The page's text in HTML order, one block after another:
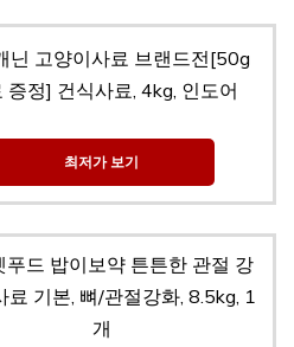
닌 고양이사료 브랜드전[50g
증정] 건식사료, 4kg, 인도어
최저가 보기
푸드 밥이보약 튼튼한 관절 강
료 기본, 뼈/관절강화, 8.5kg, 1
개